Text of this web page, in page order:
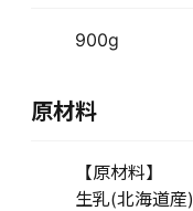
900g
原材料
【原材料】
生乳(北海道産)